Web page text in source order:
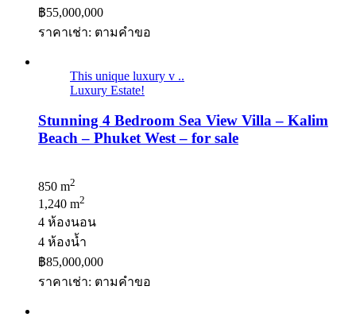
฿55,000,000
ราคาเช่า: ตามคําขอ
This unique luxury v ..
Luxury Estate!
Stunning 4 Bedroom Sea View Villa – Kalim
Beach – Phuket West – for sale
850 m2
1,240 m2
4 ห้องนอน
4 ห้องน้ำ
฿85,000,000
ราคาเช่า: ตามคําขอ